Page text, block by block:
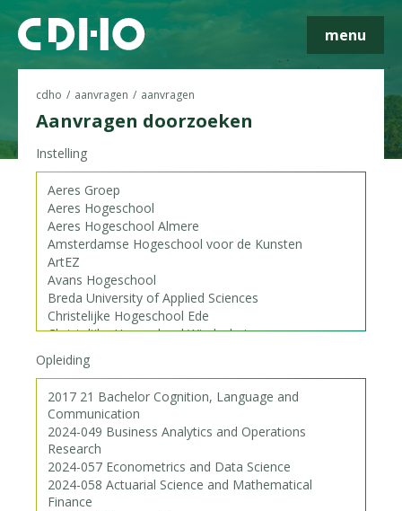
menu
cdho aanvragen aanvragen
Aanvragen doorzoeken
Instelling
Opleiding